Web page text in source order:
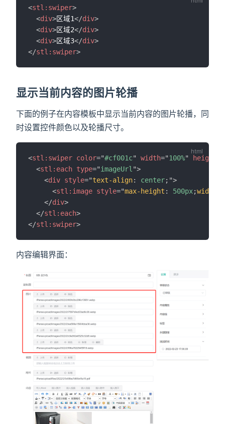
<stl: swiper>
<div>区域1</div>
<div>区域2</div>
<div>区域3</div>
</stl: swiper>
显示当前内容的图片轮播
下面的例子在内容模板中显示当前内容的图片轮播，同
时设置控件颜色以及轮播尺寸。
<stl: swiper color="#cf001c" width="100%" height
<stl: each type="imageUrl ">
<div style="text-align: center; ">
<stl: image style="max-height : 500px;width
</div>
</stl: each>
</stl: swiper>
内容编辑界面：